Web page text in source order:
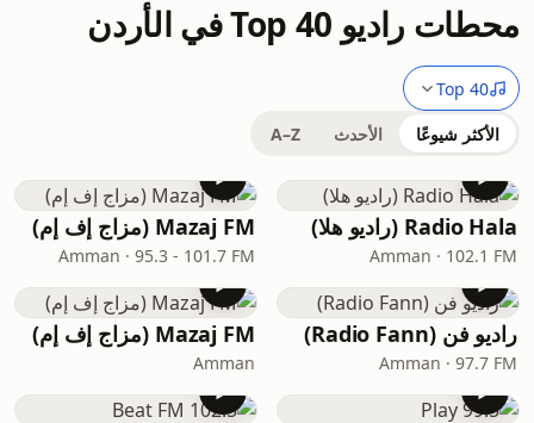
محطات راديو Top 40 في الأردن
Top 40
الأكثر شيوعًا الأحدث A–Z
Radio Hala (راديو هلا)
Amman · 102.1 FM
Mazaj FM (مزاج إف إم)
Amman · 95.3 - 101.7 FM
راديو فن (Radio Fann)
Amman · 97.7 FM
Mazaj FM (مزاج إف إم)
Amman